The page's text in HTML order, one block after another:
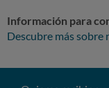
Información para
Descubre más